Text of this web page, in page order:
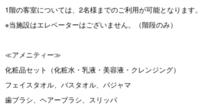
1階の客室については、2名様までのご利用が可能となります。
※当施設はエレベーターはございません。（階段のみ）
≪アメニティー≫
化粧品セット（化粧水・乳液・美容液・クレンジング）
フェイスタオル、バスタオル、パジャマ
歯ブラシ、ヘアーブラシ、スリッパ